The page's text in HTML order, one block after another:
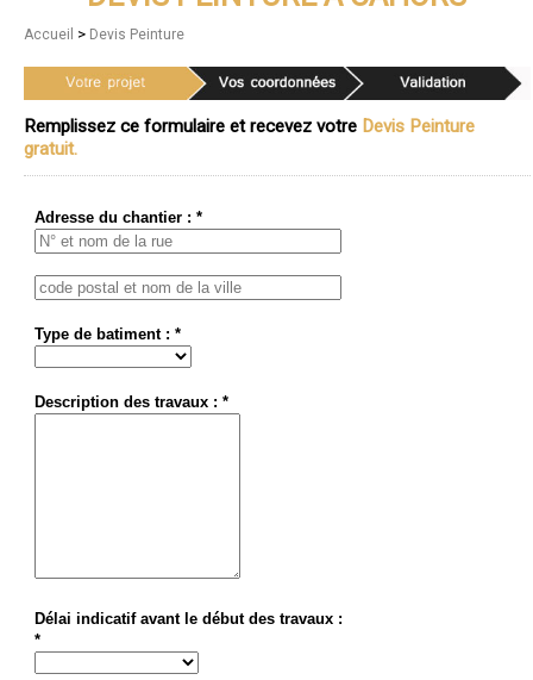
Accueil > Devis Peinture
Remplissez ce formulaire et recevez votre Devis Peinture
gratuit.
Adresse du chantier : *
Type de batiment : *
Description des travaux : *
Délai indicatif avant le début des travaux :
*